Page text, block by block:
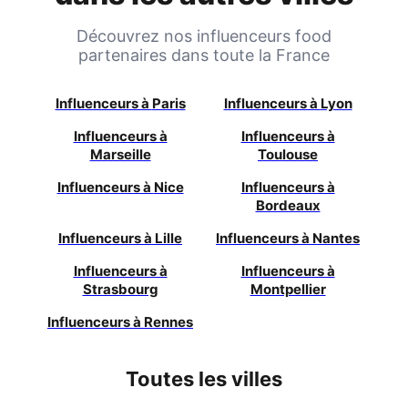
Découvrez nos influenceurs food
partenaires dans toute la France
Influenceurs à Paris Influenceurs à Lyon
Influenceurs à
Marseille
Influenceurs à
Toulouse
Influenceurs à Nice
Influenceurs à
Bordeaux
Influenceurs à Lille Influenceurs à Nantes
Influenceurs à
Strasbourg
Influenceurs à
Montpellier
Influenceurs à Rennes
Toutes les villes